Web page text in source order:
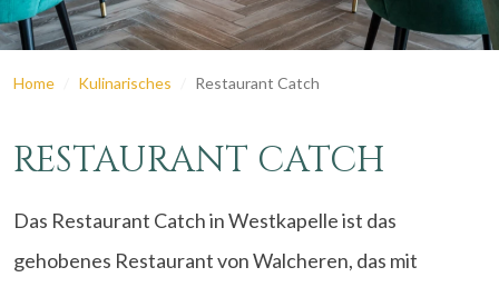
Home Kulinarisches Restaurant Catch
RESTAURANT CATCH
Das Restaurant Catch in Westkapelle ist das
gehobenes Restaurant von Walcheren, das mit